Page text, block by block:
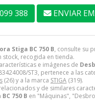
Stiga BC 750 B, consulte su
recogida en tienda.
e imágenes de
ST3, pertenece a las
(26) y a la marca STIGA (319).
y de similares
750 B en "Máquinas",
388 ENVIAR